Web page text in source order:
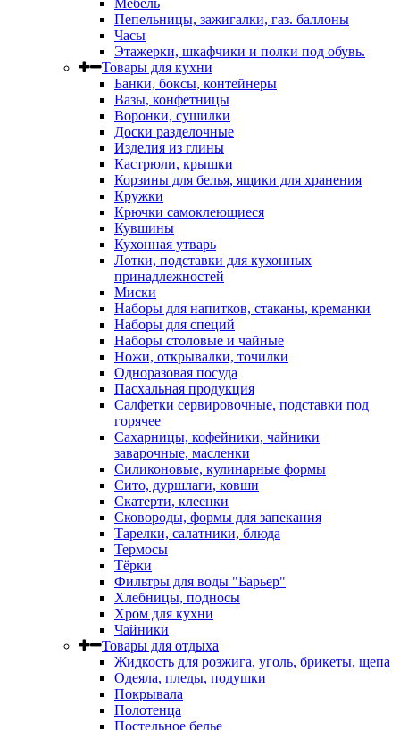
Мебель
Пепельницы, зажигалки, газ. баллоны
Часы
Этажерки, шкафчики и полки под обувь.
Товары для кухни
Банки, боксы, контейнеры
Вазы, конфетницы
Воронки, сушилки
Доски разделочные
Изделия из глины
Кастрюли, крышки
Корзины для белья, ящики для хранения
Кружки
Крючки самоклеющиеся
Кувшины
Кухонная утварь
Лотки, подставки для кухонных
принадлежностей
Миски
Наборы для напитков, стаканы, креманки
Наборы для специй
Наборы столовые и чайные
Ножи, открывалки, точилки
Одноразовая посуда
Пасхальная продукция
Салфетки сервировочные, подставки под
горячее
Сахарницы, кофейники, чайники
заварочные, масленки
Силиконовые, кулинарные формы
Сито, дуршлаги, ковши
Скатерти, клеенки
Сковороды, формы для запекания
Тарелки, салатники, блюда
Термосы
Тёрки
Фильтры для воды "Барьер"
Хлебницы, подносы
Хром для кухни
Чайники
Товары для отдыха
Жидкость для розжига, уголь, брикеты, щепа
Одеяла, пледы, подушки
Покрывала
Полотенца
Постельное белье